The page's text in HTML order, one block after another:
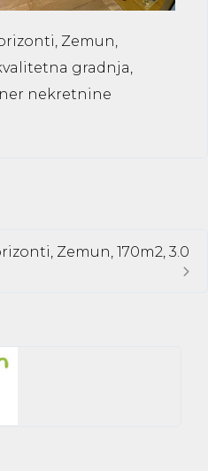
Zemun,
gradnja,
nekretnine
Zemun, 170m2, 3.0